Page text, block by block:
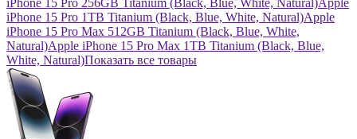
iPhone 15 Pro 256GB Titanium (Black, Blue, White, Natural)Apple
iPhone 15 Pro 1TB Titanium (Black, Blue, White, Natural)Apple
iPhone 15 Pro Max 512GB Titanium (Black, Blue, White,
Natural)Apple iPhone 15 Pro Max 1TB Titanium (Black, Blue,
White, Natural)Показать все товары